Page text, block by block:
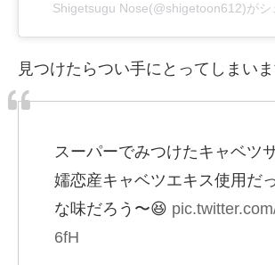
Shigetsugu Nose(@shigetoon612)がシ
見つけたらつい手にとってしまいま
スーパーでみつけたキャベツ
嬬恋産キャベツエキス使用だ
な味だろう〜😆
6fH